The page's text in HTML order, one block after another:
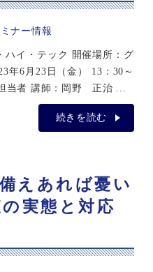
ナー情報
ハイ・テック 開催場所：グ
年6月23日（金） 13：30～
当者 講師：岡野 正治 ...
続きを読む
えあれば憂い
実態と対応